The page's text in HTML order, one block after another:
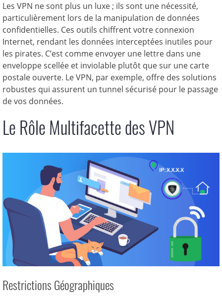
Les VPN ne sont plus un luxe ; ils sont une nécessité,
particulièrement lors de la manipulation de données
confidentielles. Ces outils chiffrent votre connexion
Internet, rendant les données interceptées inutiles pour
les pirates. C’est comme envoyer une lettre dans une
enveloppe scellée et inviolable plutôt que sur une carte
postale ouverte. Le VPN, par exemple, offre des solutions
robustes qui assurent un tunnel sécurisé pour le passage
de vos données.
Le Rôle Multifacette des VPN
Restrictions Géographiques